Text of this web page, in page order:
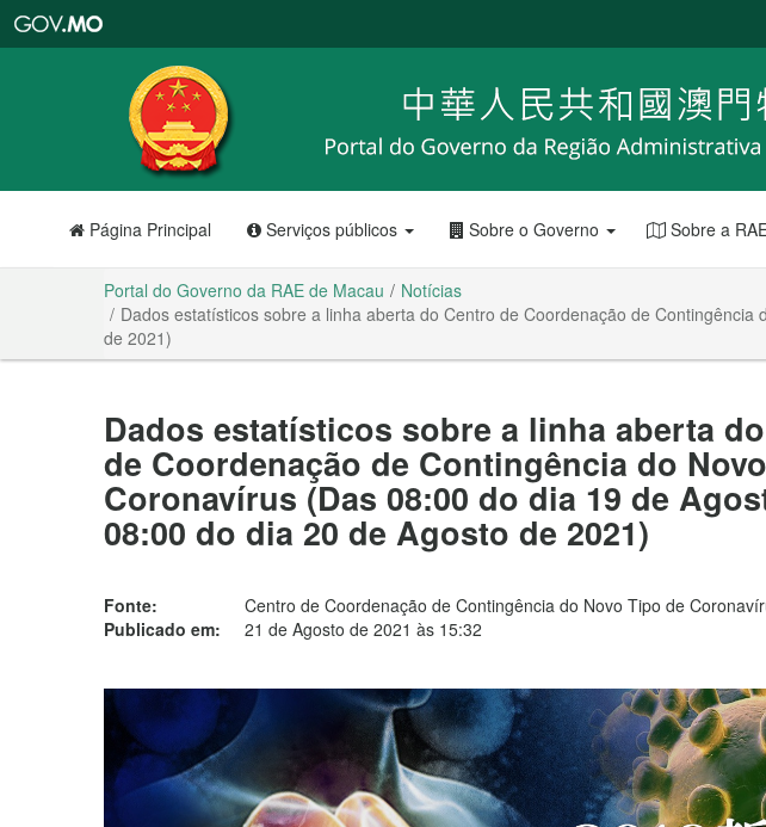
RAE
de
Macau
Página Principal Serviços públicos Sobre o Governo Sobre a
Portal do Governo da RAE de Macau
Notícias
Dados estatísticos sobre a linha aberta do Centro de Coordenação de
de 2021)
Dados estatísticos sobre a linha aberta
de Coordenação de Contingência do
Coronavírus (Das 08:00 do dia 19 de
08:00 do dia 20 de Agosto de 2021)
Fonte:
Centro de Coordenação de Contingência do Novo Tipo de
Publicado em:
21 de Agosto de 2021 às 15:32